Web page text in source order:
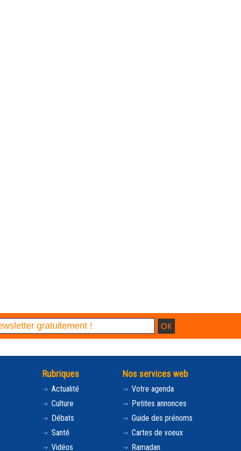
Rubriques
Actualité
Culture
Débats
Santé
Vidéos
Nos services web
Votre agenda
Petites annonces
Guide des prénoms
Cartes de voeux
Ramadan